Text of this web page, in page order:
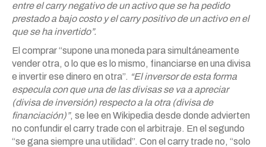
entre el carry negativo de un activo que se ha pedido
prestado a bajo costo y el carry positivo de un activo en el
que se ha invertido”.
El comprar “supone una moneda para simultáneamente
vender otra, o lo que es lo mismo, financiarse en una divisa
e invertir ese dinero en otra”. “El inversor de esta forma
especula con que una de las divisas se va a apreciar
(divisa de inversión) respecto a la otra (divisa de
financiación)”, se lee en Wikipedia desde donde advierten
no confundir el carry trade con el arbitraje. En el segundo
“se gana siempre una utilidad”. Con el carry trade no, “solo